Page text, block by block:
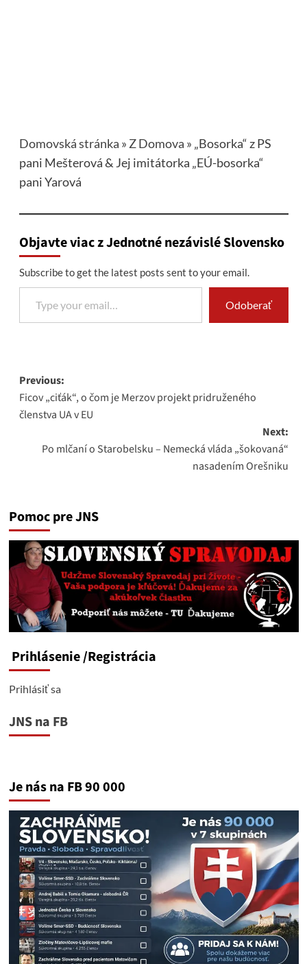
Domovská stránka » Z Domova » „Bosorka“ z PS
pani Mešterová & Jej imitátorka „EÚ-bosorka“
pani Yarová
Objavte viac z Jednotné nezávislé Slovensko
Subscribe to get the latest posts sent to your email.
Type your email…
Odoberať
Post
navigation
Previous:
Ficov „ciťák“, o čom je Merzov projekt pridruženého
členstva UA v EU
Next:
Po mlčaní o Starobelsku – Nemecká vláda „šokovaná“
nasadením Orešniku
Pomoc pre JNS
Prihlásenie/Registrácia
Prihlásiť sa
JNS na FB
Je nás na FB 90 000